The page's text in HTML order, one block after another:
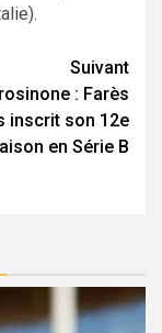
Suivant
: Farès
inscrit son 12e
en Série B